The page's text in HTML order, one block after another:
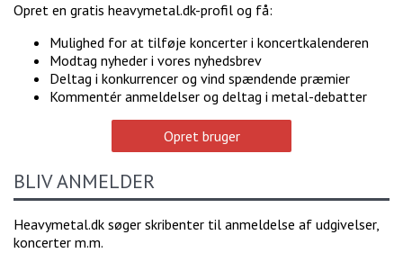
Opret en gratis heavymetal.dk-profil og få:
Mulighed for at tilføje koncerter i koncertkalenderen
Modtag nyheder i vores nyhedsbrev
Deltag i konkurrencer og vind spændende præmier
Kommentér anmeldelser og deltag i metal-debatter
Opret bruger
BLIV ANMELDER
Heavymetal.dk søger skribenter til anmeldelse af udgivelser,
koncerter m.m.